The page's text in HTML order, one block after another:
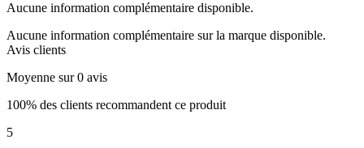
Aucune information complémentaire disponible.
Aucune information complémentaire sur la marque disponible.
Avis clients
Moyenne sur 0 avis
100% des clients recommandent ce produit
5